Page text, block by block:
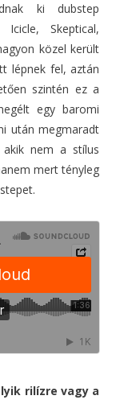
ki dubstep
Icicle, Skeptical,
közel került
lépnek fel, aztán
szintén ez a
egy baromi
után megmaradt
akik nem a stílus
mert tényleg
rilízre vagy a